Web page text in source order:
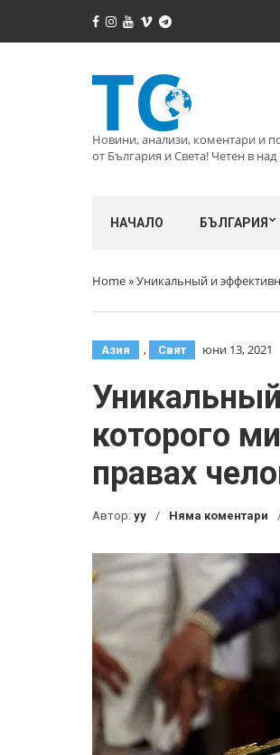
Новини, анализи, коментари и
от България и Света! Четен в над
НАЧАЛО БЪЛГАРИЯ
Home»Уникальный и
Азия , Свят юни 13, 2021
которого
правах
Автор: yy Няма коментари